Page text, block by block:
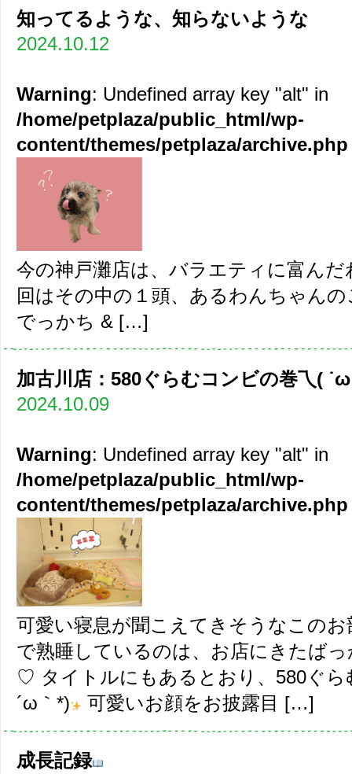
知ってるような、知らないような
2024.10.12
Warning: Undefined array key "alt" in
/home/petplaza/public_html/wp-
content/themes/petplaza/archive.php
今の神戸灘店は、バラエティに富ん
回はその中の１頭、あるわんちゃんの
でっかち & […]
加古川店：580ぐらむコンビの巻乁(
2024.10.09
Warning: Undefined array key "alt" in
/home/petplaza/public_html/wp-
content/themes/petplaza/archive.php
可愛い寝息が聞こえてきそうなこの
で熟睡しているのは、お店にきたば
♡ タイトルにもあるとおり、580ぐ
´ω｀*)
可愛いお顔をお披露目 […]
成長記録